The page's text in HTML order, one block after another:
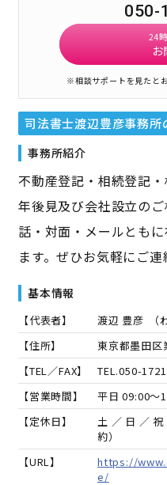
050-
24
※相談サポートを見たと
司法書士渡辺豊彦事務所
事務所紹介
不動産登記・相続登記
年後見及び会社設立の
話・対面・メールとも
ます。ぜひお気軽にご連
基本情報
【代表者】 渡辺 豊彦 （
【住所】
東京都墨田
【TEL／FAX】
TEL.050-
【営業時間】
平日 09:00～
【定休日】
土 ／ 日 ／
約）
【URL】
https://
e/